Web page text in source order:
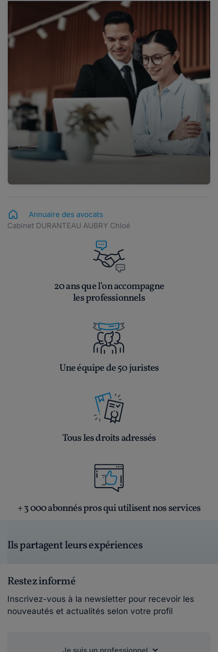
Annuaire des avocats
Cabinet DURANTEAU AUBRY Chloé
20 ans que l’on accompagne
les professionnels
Une équipe de 50 juristes
Tous les droits adressés
+ 3 000 abonnés pros qui utilisent nos services
Ils partagent leurs expériences
Restez informé
Inscrivez-vous à la newsletter pour recevoir les
nouveautés et actualités selon votre profil